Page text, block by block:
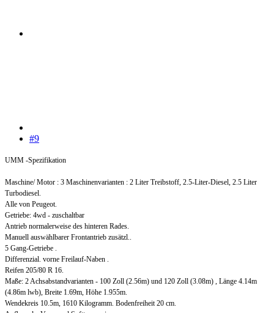
#9
UMM -Spezifikation
Maschine/ Motor : 3 Maschinenvarianten : 2 Liter Treibstoff, 2.5-Liter-Diesel, 2.5 Liter
Turbodiesel.
Alle von Peugeot.
Getriebe: 4wd - zuschaltbar
Antrieb normalerweise des hinteren Rades.
Manuell auswählbarer Frontantrieb zusätzl..
5 Gang-Getriebe .
Differenzial. vorne Freilauf-Naben .
Reifen 205/80 R 16.
Maße: 2 Achsabstandvarianten - 100 Zoll (2.56m) und 120 Zoll (3.08m) , Länge 4.14m
(4.86m lwb), Breite 1.69m, Höhe 1.955m.
Wendekreis 10.5m, 1610 Kilogramm. Bodenfreiheit 20 cm.